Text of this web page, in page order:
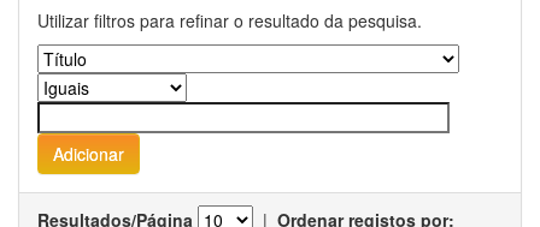
Utilizar filtros para refinar o resultado da pesquisa.
Resultados/Página | Ordenar registos por: